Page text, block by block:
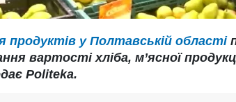
продуктів у Полтавській області
вартості хліба, м’ясної
Politeka.